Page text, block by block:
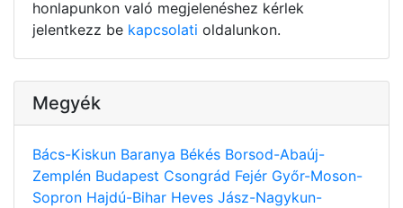
honlapunkon való megjelenéshez kérlek
jelentkezz be kapcsolati oldalunkon.
Megyék
Bács-Kiskun Baranya Békés Borsod-Abaúj-
Zemplén Budapest Csongrád Fejér Győr-Moson-
Sopron Hajdú-Bihar Heves Jász-Nagykun-